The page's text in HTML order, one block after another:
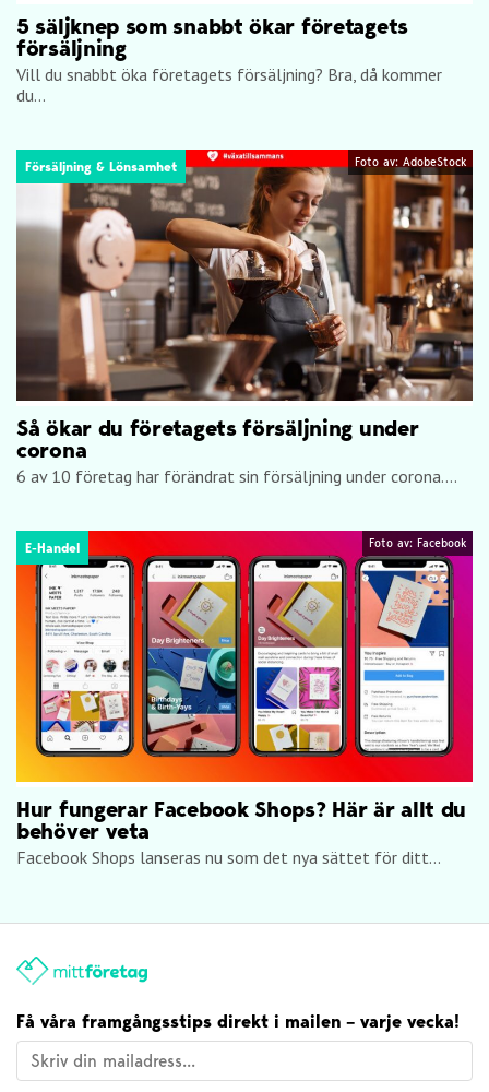
5 säljknep som snabbt ökar företagets
försäljning
Vill du snabbt öka företagets försäljning? Bra, då kommer
du...
Försäljning & Lönsamhet Foto av: AdobeStock
Så ökar du företagets försäljning under
corona
6 av 10 företag har förändrat sin försäljning under corona....
E-Handel Foto av: Facebook
Hur fungerar Facebook Shops? Här är allt du
behöver veta
Facebook Shops lanseras nu som det nya sättet för ditt...
Få våra framgångsstips direkt i mailen – varje vecka!